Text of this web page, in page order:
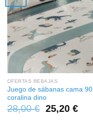
OFERTAS REBAJAS
Juego de sábanas cama 90
coralina dino
28,00€ 25,20 €